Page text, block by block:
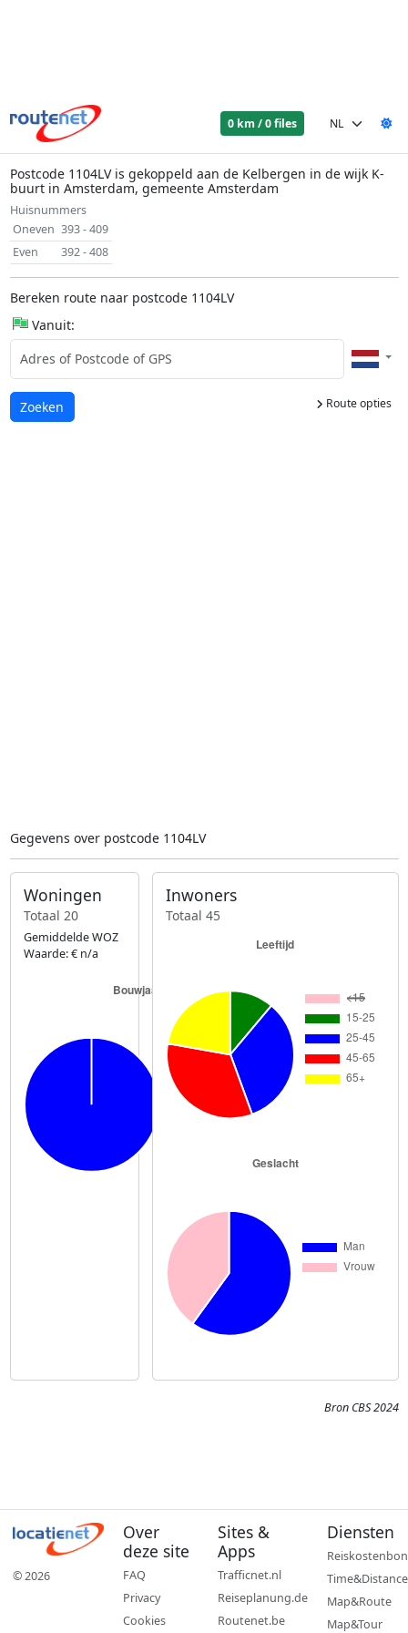
0 km / 0 files
Postcode 1104LV is gekoppeld aan de Kelbergen in de wijk K-
buurt in Amsterdam, gemeente Amsterdam
Huisnummers
Oneven 393 - 409
Even
392 - 408
Bereken route naar postcode 1104LV
Vanuit:
Route opties
Laden...
Zoeken
Gegevens over postcode 1104LV
Woningen
Totaal 20
Gemiddelde WOZ
Waarde: € n/a
Inwoners
Totaal 45
Bron CBS 2024
© 2026
Over
deze site
FAQ
Privacy
Cookies
Sites &
Apps
Trafficnet.nl
Reiseplanung.de
Routenet.be
Diensten
Reiskostenbon
Time&Distance
Map&Route
Map&Tour